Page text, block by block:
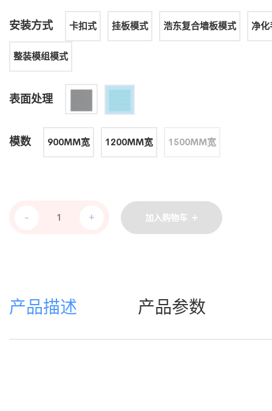
安装方式 卡扣式 挂板模式 浩东复合墙板模式 净化
整装模组模式
表面处理
模数 900MM宽 1200MM宽 1500MM宽
- +
- + 加入购物车
产品描述 产品参数